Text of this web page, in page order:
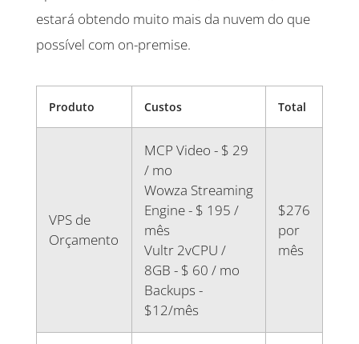
estará obtendo muito mais da nuvem do que
possível com on-premise.
Produto Custos Total
VPS de
Orçamento
MCP Video - $ 29
/ mo
Wowza Streaming
Engine - $ 195 /
mês
Vultr 2vCPU /
8GB - $ 60 / mo
Backups -
$12/mês
$276
por
mês